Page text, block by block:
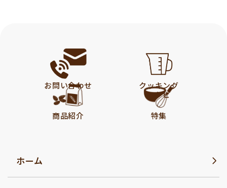
お問い合わせ
クッキング
レシピ
商品紹介
特集
ホーム